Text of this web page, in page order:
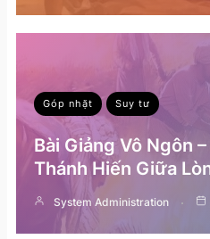
Góp nhặt Suy tư
Bài Giảng Vô Ngôn
Thánh Hiến Giữa
System Administration